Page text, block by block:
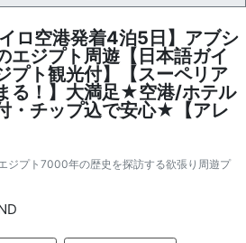
ロ空港発着4泊5日】アブシ
エジプト周遊【日本語ガイ
プト観光付】【スーペリア
る！】大満足★空港/ホテル
・チップ込で安心★【アレ
ジプト7000年の歴史を探訪する欲張り周遊プ